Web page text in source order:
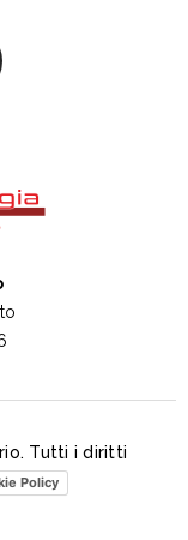
Tutti i diritti
Policy